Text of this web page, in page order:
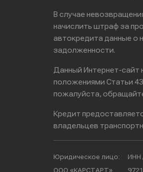
В случае
начислить штраф за
автокредита данные о
задолженности.
Данный Интернет-сайт
положениями Статьи
пожалуйста,
Кредит
владельцев
Юридическое лицо:
ООО «КАРСТАРТ»
ИНН